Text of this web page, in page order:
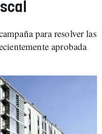
para resolver las
aprobada